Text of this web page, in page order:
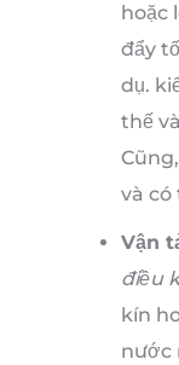
hoặc
đẩy
dụ.
thế
và có
Vận
điều
kín
nước